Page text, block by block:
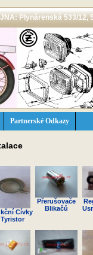
Plynárenská 533/12,
Partnerské Odkazy
Cívky
Tyristor
Přerušovače
Blikačů